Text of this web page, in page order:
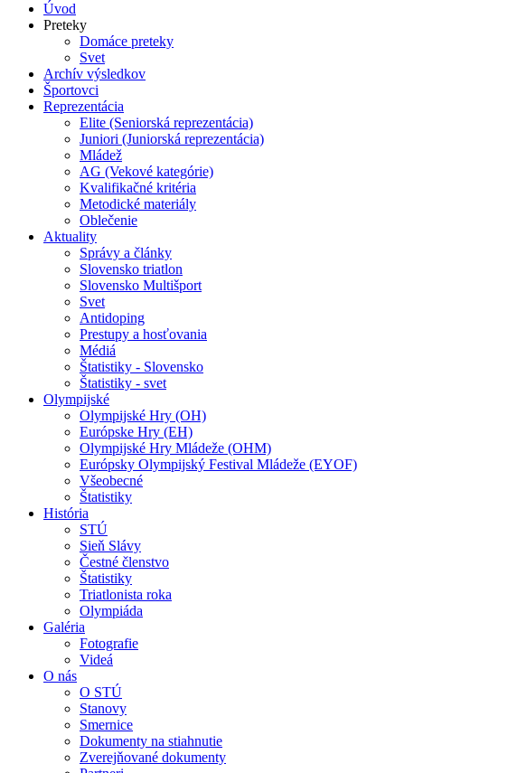
Úvod
Preteky
Domáce preteky
Svet
Archív výsledkov
Športovci
Reprezentácia
Elite (Seniorská reprezentácia)
Juniori (Juniorská reprezentácia)
Mládež
AG (Vekové kategórie)
Kvalifikačné kritéria
Metodické materiály
Oblečenie
Aktuality
Správy a články
Slovensko triatlon
Slovensko Multišport
Svet
Antidoping
Prestupy a hosťovania
Médiá
Štatistiky - Slovensko
Štatistiky - svet
Olympijské
Olympijské Hry (OH)
Európske Hry (EH)
Olympijské Hry Mládeže (OHM)
Európsky Olympijský Festival Mládeže (EYOF)
Všeobecné
Štatistiky
História
STÚ
Sieň Slávy
Čestné členstvo
Štatistiky
Triatlonista roka
Olympiáda
Galéria
Fotografie
Videá
O nás
O STÚ
Stanovy
Smernice
Dokumenty na stiahnutie
Zverejňované dokumenty